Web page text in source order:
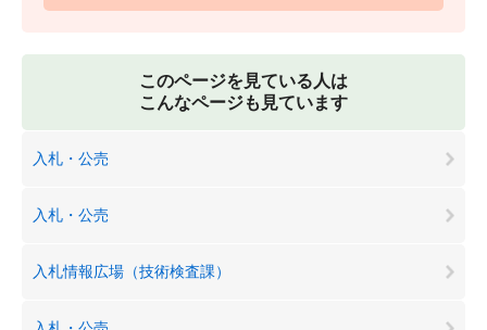
このページを見ている人は
こんなページも見ています
入札・公売
入札・公売
入札情報広場（技術検査課）